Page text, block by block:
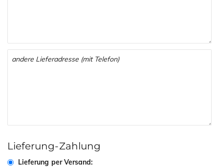
Lieferung-Zahlung
Lieferung per Versand: